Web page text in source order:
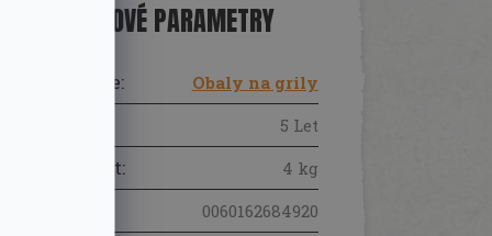
DOPLŇKOVÉ PARAMETRY
Kategorie: Obaly na grily
5 Let
Hmotnost: 4 kg
0060162684920